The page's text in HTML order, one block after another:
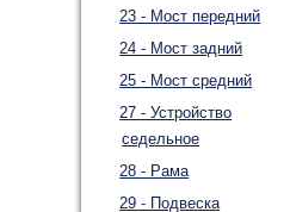
23 - Мост передний
24 - Мост задний
25 - Мост средний
27 - Устройство
седельное
28 - Рама
29 - Подвеска